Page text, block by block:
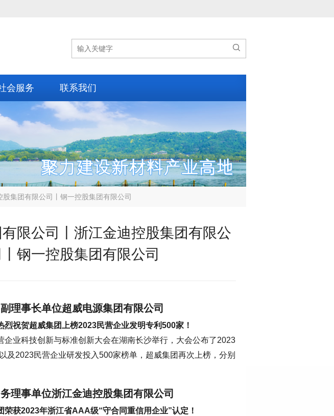

会服务 联系我们
集团有限公司丨钢一控股集团有限公司
限公司丨浙江金迪控股集团有限公
钢一控股集团有限公司
副理事长单位超威电源集团有限公司
烈祝贺超威集团上榜2023民营企业发明专利500家！
企业科技创新与标准创新大会在湖南长沙举行，大会公布了2023
及2023民营企业研发投入500家榜单，超威集团再次上榜，分别
理事单位浙江金迪控股集团有限公司
荣获2023年浙江省AAA级“守合同重信用企业”认定！